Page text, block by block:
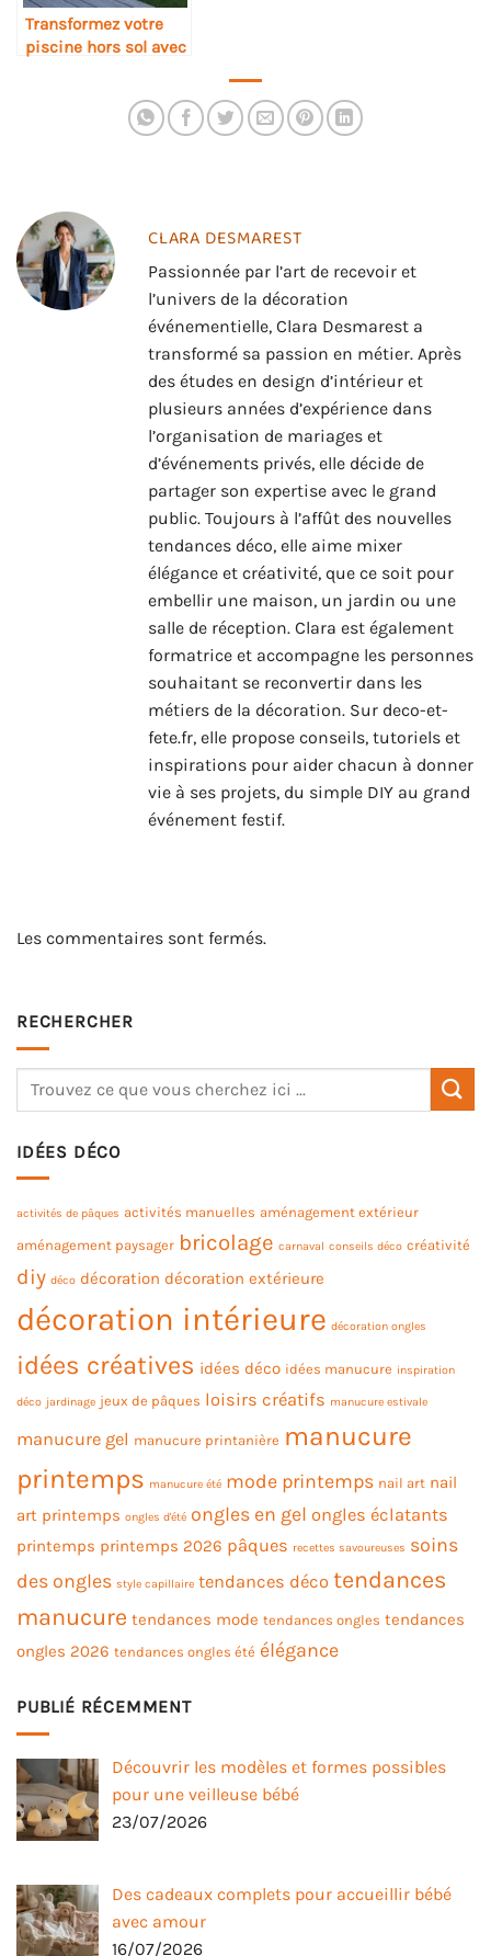
Transformez votre
piscine hors sol avec
CLARA DESMAREST
Passionnée par l’art de recevoir et
l’univers de la décoration
événementielle, Clara Desmarest a
transformé sa passion en métier. Après
des études en design d’intérieur et
plusieurs années d’expérience dans
l’organisation de mariages et
d’événements privés, elle décide de
partager son expertise avec le grand
public. Toujours à l’affût des nouvelles
tendances déco, elle aime mixer
élégance et créativité, que ce soit pour
embellir une maison, un jardin ou une
salle de réception. Clara est également
formatrice et accompagne les personnes
souhaitant se reconvertir dans les
métiers de la décoration. Sur deco-et-
fete.fr, elle propose conseils, tutoriels et
inspirations pour aider chacun à donner
vie à ses projets, du simple DIY au grand
événement festif.
Les commentaires sont fermés.
RECHERCHER
IDÉES DÉCO
activités de pâques activités manuelles aménagement extérieur
aménagement paysager bricolage carnaval conseils déco créativité
diy déco décoration décoration extérieure
décoration intérieure décoration ongles
idées créatives idées déco idées manucure inspiration
déco jardinage jeux de pâques loisirs créatifs manucure estivale
manucure gel manucure printanière manucure
printemps manucure été mode printemps nail art nail
art printemps ongles d'été ongles en gel ongles éclatants
printemps printemps 2026 pâques recettes savoureuses soins
des ongles style capillaire tendances déco tendances
manucure tendances mode tendances ongles tendances
ongles 2026 tendances ongles été élégance
PUBLIÉ RÉCEMMENT
Découvrir les modèles et formes possibles
pour une veilleuse bébé
23/07/2026
Des cadeaux complets pour accueillir bébé
avec amour
16/07/2026